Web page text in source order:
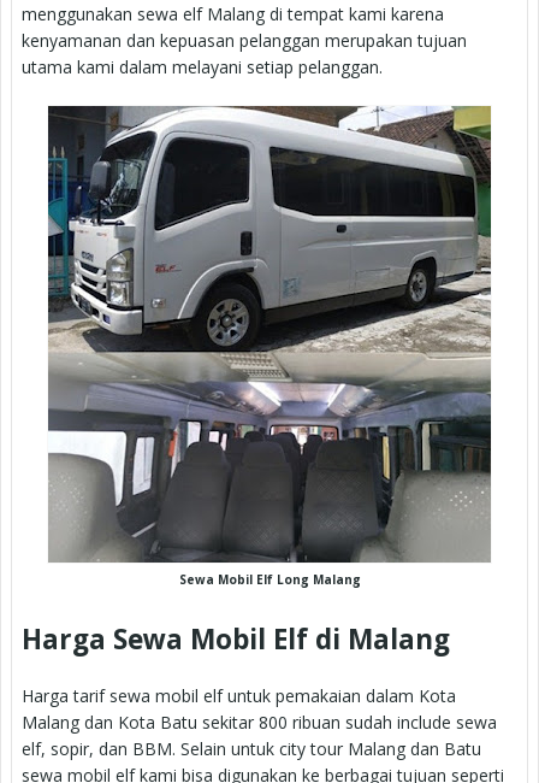
menggunakan sewa elf Malang di tempat kami karena
kenyamanan dan kepuasan pelanggan merupakan tujuan
utama kami dalam melayani setiap pelanggan.
Sewa Mobil Elf Long Malang
Harga Sewa Mobil Elf di Malang
Harga tarif sewa mobil elf untuk pemakaian dalam Kota
Malang dan Kota Batu sekitar 800 ribuan sudah include sewa
elf, sopir, dan BBM. Selain untuk city tour Malang dan Batu
sewa mobil elf kami bisa digunakan ke berbagai tujuan seperti